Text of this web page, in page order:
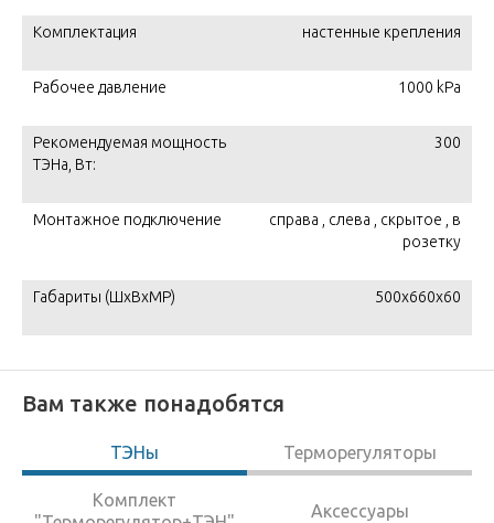
Комплектация настенные крепления
Рабочее давление 1000 kPa
Рекомендуемая мощность
ТЭНа, Вт:
300
Монтажное подключение
справа , слева , скрытое , в
розетку
Габариты (ШxВxМР) 500x660х60
Вам также понадобятся
ТЭНы Терморегуляторы
Комплект
Аксессуары